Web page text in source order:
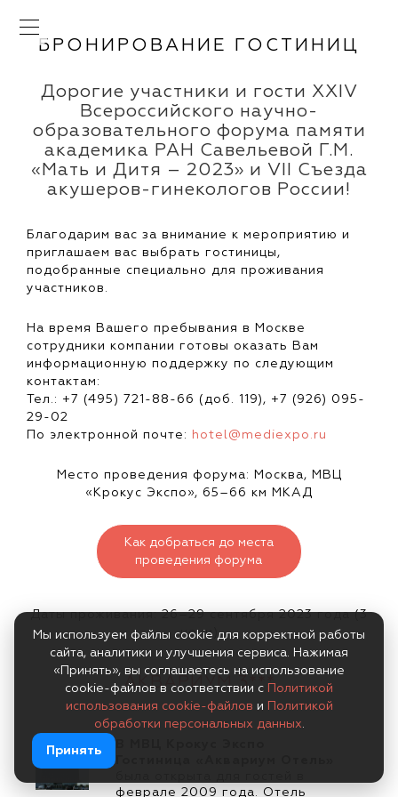
БРОНИРОВАНИЕ ГОСТИНИЦ
Дорогие участники и гости XXIV
Всероссийского научно-
образовательного форума памяти
академика РАН Савельевой Г.М.
«Мать и Дитя – 2023» и VII Съезда
акушеров-гинекологов России!
Благодарим вас за внимание к мероприятию и
приглашаем вас выбрать гостиницы,
подобранные специально для проживания
участников.
На время Вашего пребывания в Москве
сотрудники компании готовы оказать Вам
информационную поддержку по следующим
контактам:
Тел.: +7 (495) 721-88-66 (доб. 119), +7 (926) 095-
29-02
По электронной почте:
hotel@mediexpo.ru
Место проведения форума: Москва, МВЦ
«Крокус Экспо», 65–66 км МКАД
Как добраться до места
проведения форума
Даты проживания: 26–29 сентября 2023 года (3
ночи)
АКВАРИУМ 3***
феврале 2009 года. Отель
Мы используем файлы cookie для корректной работы
сайта, аналитики и улучшения сервиса. Нажимая
«Принять», вы соглашаетесь на использование
cookie-файлов в соответствии с
Политикой
использования cookie-файлов и
Политикой
обработки персональных данных.
Принять